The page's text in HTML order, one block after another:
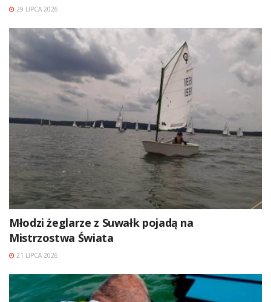
29 LIPCA 2026
Młodzi żeglarze z Suwałk pojadą na
Mistrzostwa Świata
21 LIPCA 2026